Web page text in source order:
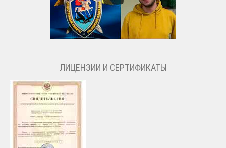
ЛИЦЕНЗИИ И СЕРТИФИКАТЫ